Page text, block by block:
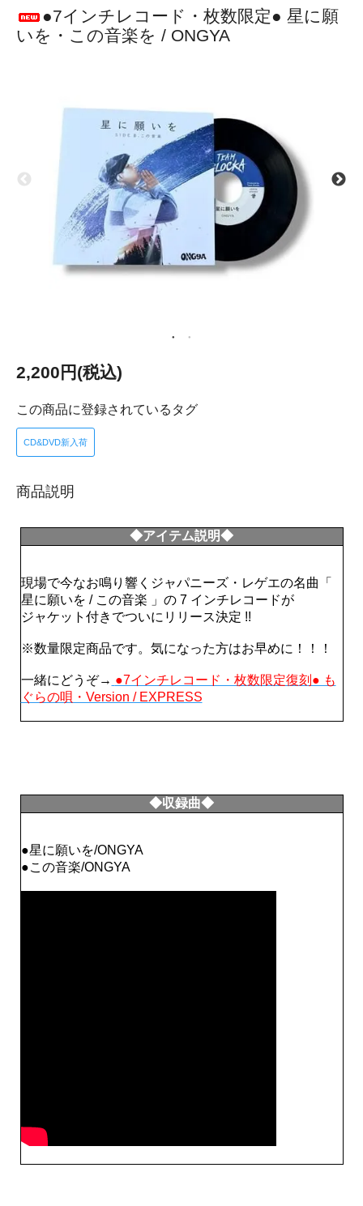
●7インチレコード・枚数限定● 星に願
いを・この音楽を / ONGYA
2,200円(税込)
この商品に登録されているタグ
CD&DVD新入荷
商品説明
◆アイテム説明◆
現場で今なお鳴り響くジャパニーズ・レゲエの名曲「
星に願いを / この音楽 」の 7 インチレコードが
ジャケット付きでついにリリース決定 !!
※数量限定商品です。気になった方はお早めに！！！
一緒にどうぞ→ ●7インチレコード・枚数限定復刻● も
ぐらの唄・Version / EXPRESS
◆収録曲◆
●星に願いを/ONGYA
●この音楽/ONGYA